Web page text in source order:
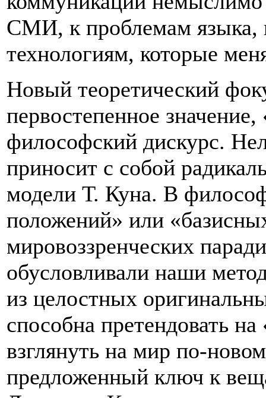
СМИ, к проблемам
технологиям, которые
Новый теоретический
первостепенное
философский дискурс.
приносит с собой
модели Т. Куна. В
положений» или
мировоззренческих
обусловливали наши
из целостных
способна претендовать
взглянуть на мир по-
предложенный ключ к